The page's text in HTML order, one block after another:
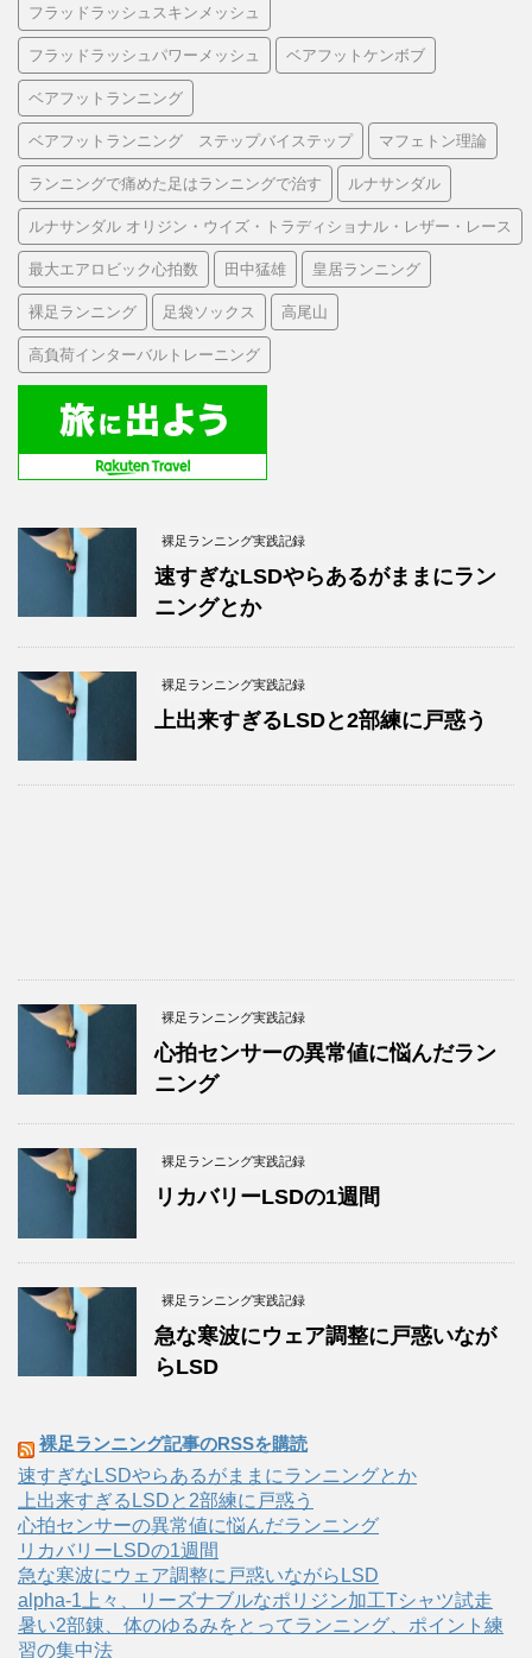
フラッドラッシュスキンメッシュ
フラッドラッシュパワーメッシュ ベアフットケンボブ
ベアフットランニング
ベアフットランニング ステップバイステップ マフェトン理論
ランニングで痛めた足はランニングで治す ルナサンダル
ルナサンダル オリジン・ウイズ・トラディショナル・レザー・レース
最大エアロビック心拍数 田中猛雄 皇居ランニング
裸足ランニング 足袋ソックス 高尾山
高負荷インターバルトレーニング
裸足ランニング実践記録
速すぎなLSDやらあるがままにラン
ニングとか
裸足ランニング実践記録
上出来すぎるLSDと2部練に戸惑う
裸足ランニング実践記録
心拍センサーの異常値に悩んだラン
ニング
裸足ランニング実践記録
リカバリーLSDの1週間
裸足ランニング実践記録
急な寒波にウェア調整に戸惑いなが
らLSD
裸足ランニング記事のRSSを購読
速すぎなLSDやらあるがままにランニングとか
上出来すぎるLSDと2部練に戸惑う
心拍センサーの異常値に悩んだランニング
リカバリーLSDの1週間
急な寒波にウェア調整に戸惑いながらLSD
alpha-1上々、リーズナブルなポリジン加工Tシャツ試走
暑い2部錬、体のゆるみをとってランニング、ポイント練
習の集中法